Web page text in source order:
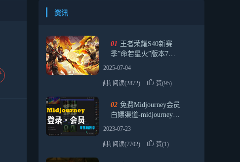
资讯
01 王者荣耀S40新赛
季”命若星火”版本7月3
日正式上线
2025-07-04
阅读(2872) 赞(95)
02 免费Midjourney会员
白嫖渠道-midjourney怎
样购买会员
2023-07-23
阅读(7702) 赞(1)